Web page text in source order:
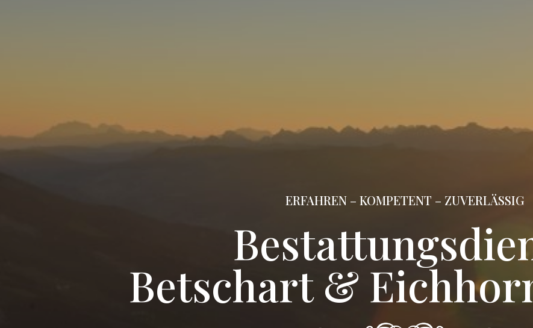
ERFAHREN – KOMPETENT – ZUVERLÄSSIG
Betschart &